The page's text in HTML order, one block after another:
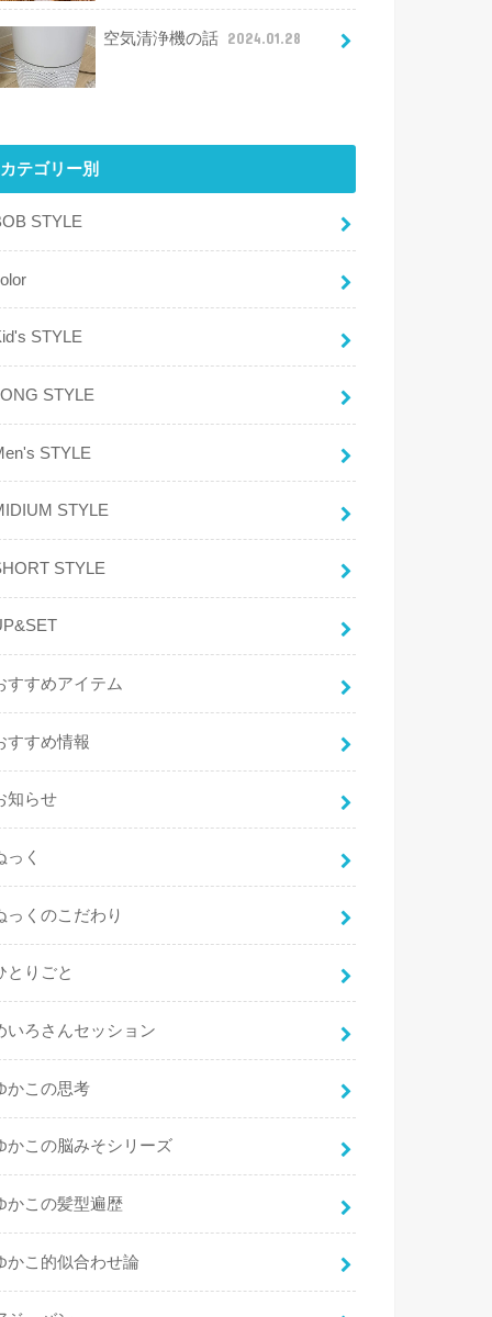
空気清浄機の話 2024.01.28
カテゴリー別
STYLE
STYLE
STYLE
STYLE
STYLE
STYLE
すすめアイテム
すすめ情報
知らせ
っく
っくのこだわり
とりごと
いろさんセッション
かこの思考
かこの脳みそシリーズ
かこの髪型遍歴
かこ的似合わせ論